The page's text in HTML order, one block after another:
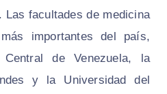
Las facultades de medicina
importantes del país,
de Venezuela, la
y la Universidad del